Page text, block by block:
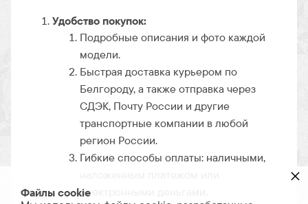
Удобство покупок:
Подробные описания и фото каждой
модели.
Быстрая доставка курьером по
Белгороду, а также отправка через
СДЭК, Почту России и другие
транспортные компании в любой
регион России.
Гибкие способы оплаты: наличными,
электронными деньгами.
Файлы cookie
×